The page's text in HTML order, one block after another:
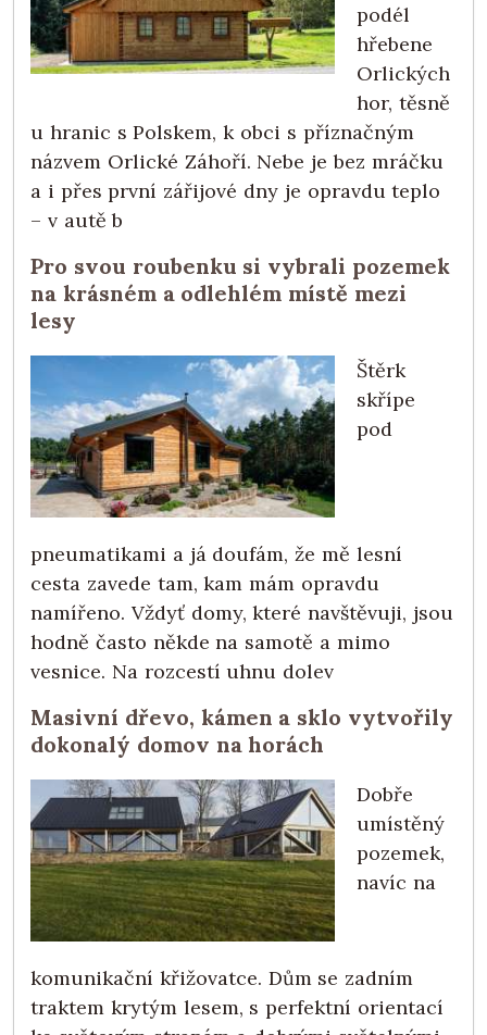
podél
hřebene
Orlických
hor, těsně
u hranic s Polskem, k obci s příznačným
názvem Orlické Záhoří. Nebe je bez mráčku
a i přes první zářijové dny je opravdu teplo
– v autě b
Pro svou roubenku si vybrali pozemek
na krásném a odlehlém místě mezi
lesy
Štěrk
skřípe
pod
pneumatikami a já doufám, že mě lesní
cesta zavede tam, kam mám opravdu
namířeno. Vždyť domy, které navštěvuji, jsou
hodně často někde na samotě a mimo
vesnice. Na rozcestí uhnu dolev
Masivní dřevo, kámen a sklo vytvořily
dokonalý domov na horách
Dobře
umístěný
pozemek,
navíc na
komunikační křižovatce. Dům se zadním
traktem krytým lesem, s perfektní orientací